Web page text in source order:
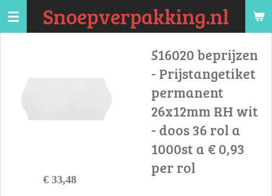
Ga
Snoepverpakking.nl
516020 beprijzen
- Prijstangetiket
permanent
26x12mm RH wit
- doos 36 rol a
1000st a € 0,93
per rol
€ 33,48